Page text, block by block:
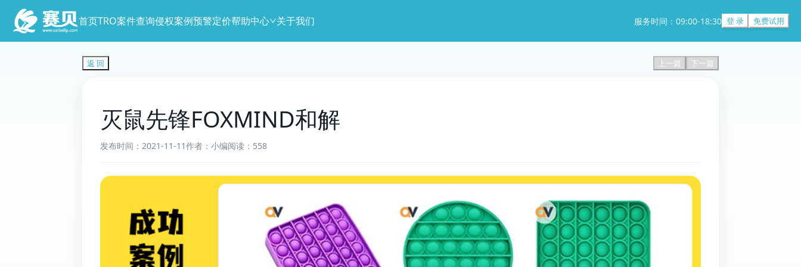
首页TRO案件查询侵权案例预警定价帮助中心 关于我们 服务时间：09:00-18:30 登 录 免费试用
返 回 上一篇 下一篇
灭鼠先锋FOXMIND和解
发布时间：2021-11-11作者：小编阅读：558